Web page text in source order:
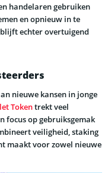
handelaren gebruiken
en opnieuw in te
echter overtuigend
nieuwe kansen in jonge
Tokentrekt veel
focus op gebruiksgemak
veiligheid, staking
maakt voor zowel nieuwe